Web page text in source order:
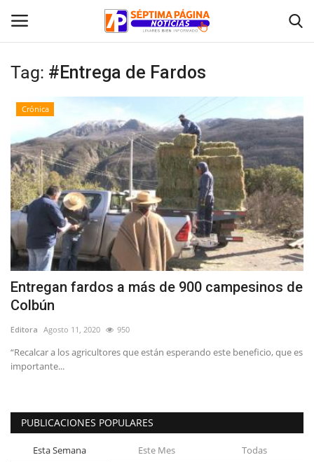
Crónica
Policial
Tribunales
Deporte
Política
Espectáculos
Tag: #Entrega de Fardos
Crónica
Entregan fardos a más de 900 campesinos de
Colbún
Editora Agosto 11, 2020 950
“Recalcar a los agricultores que están esperando este beneficio, que es
importante...
PUBLICACIONES POPULARES
Esta Semana Este Mes Todas